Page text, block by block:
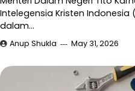
Intelegensia Kristen Indonesia
dalam…
Anup Shukla May 31, 2026